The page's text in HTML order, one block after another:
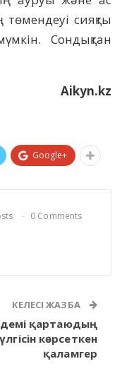
сияқты
Сондықтан
Aikyn.kz
Google+
0 Comments
КЕЛЕСІ ЖАЗБА
қартаюдың
үлгісін көрсеткен
қаламгер